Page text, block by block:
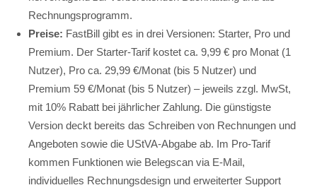
Rechnungsprogramm.
Preise: FastBill gibt es in drei Versionen: Starter, Pro und
Premium. Der Starter-Tarif kostet ca. 9,99 € pro Monat (1
Nutzer), Pro ca. 29,99 €/Monat (bis 5 Nutzer) und
Premium 59 €/Monat (bis 5 Nutzer) – jeweils zzgl. MwSt,
mit 10% Rabatt bei jährlicher Zahlung. Die günstigste
Version deckt bereits das Schreiben von Rechnungen und
Angeboten sowie die UStVA-Abgabe ab. Im Pro-Tarif
kommen Funktionen wie Belegscan via E-Mail,
individuelles Rechnungsdesign und erweiterter Support